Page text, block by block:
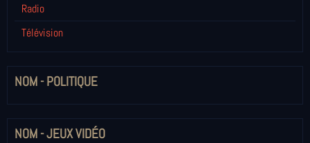
Radio
Télévision
NOM - POLITIQUE
NOM - JEUX VIDÉO